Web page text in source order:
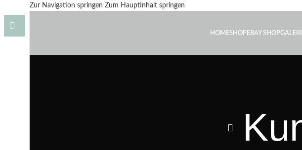
Zur Navigation springen Zum Hauptinhalt springen
HOMESHOPEBAY SHOP